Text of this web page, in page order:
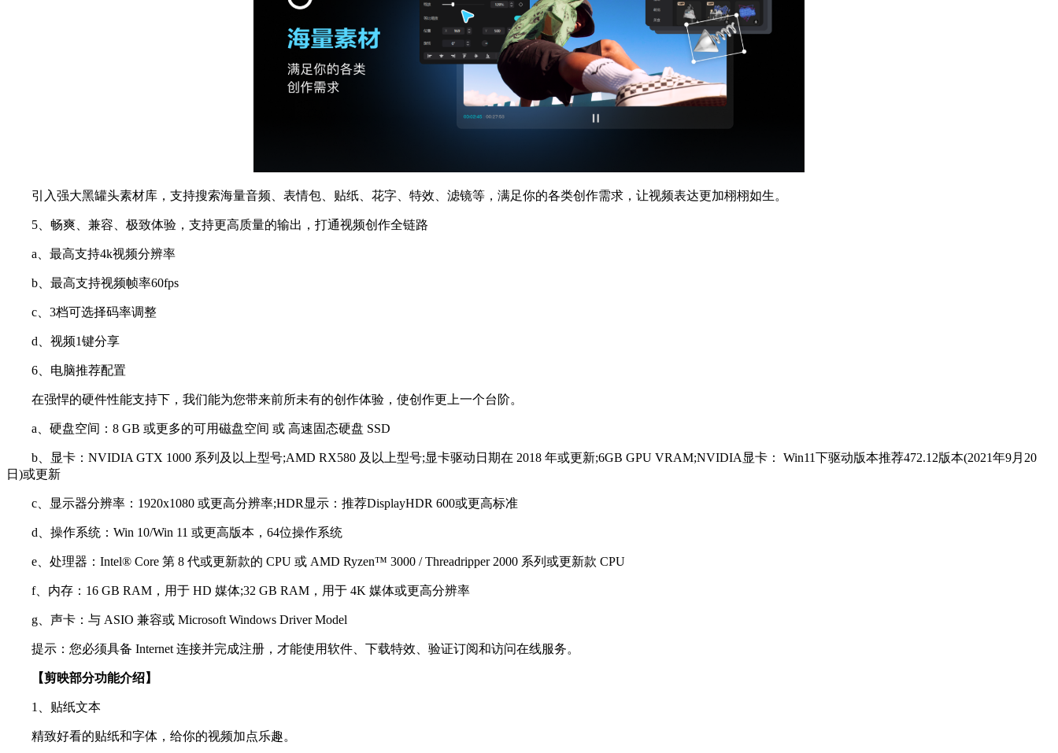
引入强大黑罐头素材库，支持搜索海量音频、表情包、贴纸、花字、特效、滤镜等，满足你的各类创作需求，让视频表达更加栩栩如生。
5、畅爽、兼容、极致体验，支持更高质量的输出，打通视频创作全链路
a、最高支持4k视频分辨率
b、最高支持视频帧率60fps
c、3档可选择码率调整
d、视频1键分享
6、电脑推荐配置
在强悍的硬件性能支持下，我们能为您带来前所未有的创作体验，使创作更上一个台阶。
a、硬盘空间：8 GB 或更多的可用磁盘空间 或 高速固态硬盘 SSD
b、显卡：NVIDIA GTX 1000 系列及以上型号;AMD RX580 及以上型号;显卡驱动日期在 2018 年或更新;6GB GPU VRAM;NVIDIA显卡： Win11下驱动版本推荐472.12版本(2021年9月20
日)或更新
c、显示器分辨率：1920x1080 或更高分辨率;HDR显示：推荐DisplayHDR 600或更高标准
d、操作系统：Win 10/Win 11 或更高版本，64位操作系统
e、处理器：Intel® Core 第 8 代或更新款的 CPU 或 AMD Ryzen™ 3000 / Threadripper 2000 系列或更新款 CPU
f、内存：16 GB RAM，用于 HD 媒体;32 GB RAM，用于 4K 媒体或更高分辨率
g、声卡：与 ASIO 兼容或 Microsoft Windows Driver Model
提示：您必须具备 Internet 连接并完成注册，才能使用软件、下载特效、验证订阅和访问在线服务。
【剪映部分功能介绍】
1、贴纸文本
精致好看的贴纸和字体，给你的视频加点乐趣。